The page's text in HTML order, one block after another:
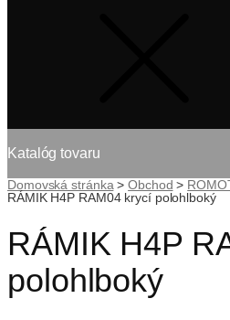
Katalóg tovaru
Domovská stránka >Obchod >
RÁMIK H4P RAM04 krycí polohlboký
RÁMIK H4P
polohlboký